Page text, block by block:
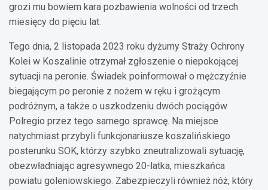
grozi mu bowiem kara pozbawienia wolności od trzech
miesięcy do pięciu lat.
Tego dnia, 2 listopada 2023 roku dyżurny Straży Ochrony
Kolei w Koszalinie otrzymał zgłoszenie o niepokojącej
sytuacji na peronie. Świadek poinformował o mężczyźnie
biegającym po peronie z nożem w ręku i grożącym
podróżnym, a także o uszkodzeniu dwóch pociągów
Polregio przez tego samego sprawcę. Na miejsce
natychmiast przybyli funkcjonariusze koszalińskiego
posterunku SOK, którzy szybko zneutralizowali sytuację,
obezwładniając agresywnego 20-latka, mieszkańca
powiatu goleniowskiego. Zabezpieczyli również nóż, który